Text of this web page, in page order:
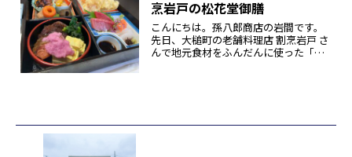
烹岩戸の松花堂御膳
こんにちは。孫八郎商店の岩間です。
先日、大槌町の老舗料理店 割烹岩戸 さ
んで地元食材をふんだんに使った「大